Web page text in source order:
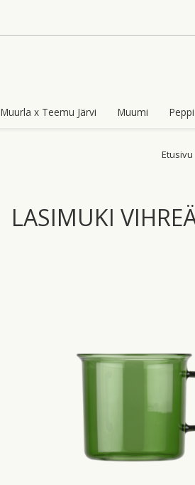
Muurla x Teemu Järvi Muumi Peppi
Etusivu
LASIMUKI